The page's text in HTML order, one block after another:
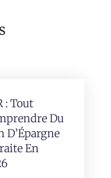
: Tout
Du
D’Épargne
En